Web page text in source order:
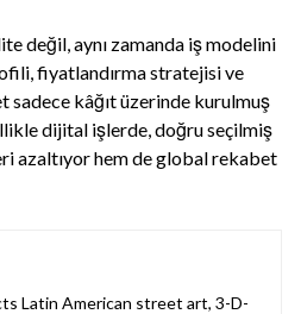
değil, aynı zamanda iş modelini
fiyatlandırma stratejisi ve
sadece kâğıt üzerinde kurulmuş
dijital işlerde, doğru seçilmiş
azaltıyor hem de global rekabet
Latin American street art, 3-D-